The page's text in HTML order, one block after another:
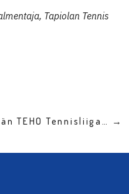
Tapiolan Tennis
TEHO Tennisliiga… →